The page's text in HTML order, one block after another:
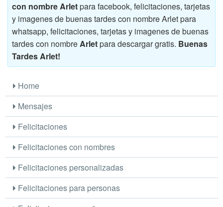
con nombre Arletpara facebook, felicitaciones, tarjetas
y imagenes de buenas tardes con nombre Arlet para
whatsapp, felicitaciones, tarjetas y imagenes de buenas
tardes con nombreArletpara descargar gratis. Buenas
Tardes Arlet!
Home
Mensajes
Felicitaciones
Felicitaciones con nombres
Felicitaciones personalizadas
Felicitaciones para personas